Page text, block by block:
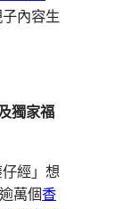
內容生
獨家福
經」想
萬個香